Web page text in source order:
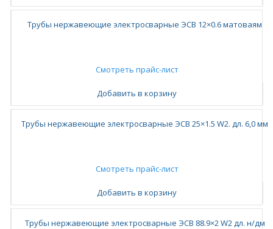
Трубы нержавеющие электросварные ЭСВ 12×0.6 матоваям
Смотреть прайс-лист
Добавить в корзину
Трубы нержавеющие электросварные ЭСВ 25×1.5 W2. дл. 6,0 мм
Смотреть прайс-лист
Добавить в корзину
Трубы нержавеющие электросварные ЭСВ 88.9×2 W2 дл. н/дм